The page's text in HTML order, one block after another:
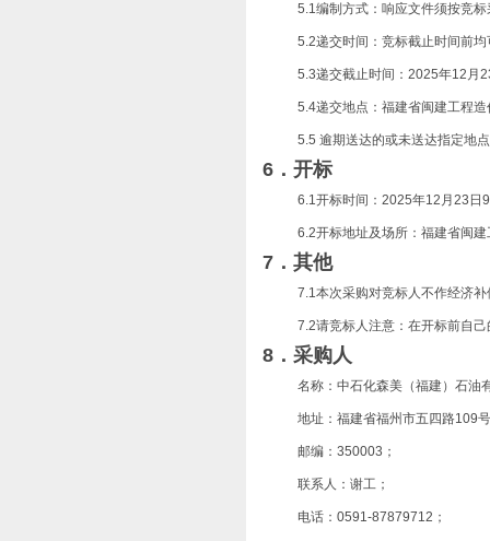
5.1编制方式：响应文件须按竞
5.2递交时间：竞标截止时间前均
5.3递交截止时间：2025年12月
5.4递交地点：福建省闽建工程
5.5 逾期送达的或未送达指定地
6．开标
6.1开标时间： 2025年12月23日
6.2开标地址及场所：福建省闽
7．其他
7.1本次采购对竞标人不作经济补
7.2请竞标人注意：在开标前自
8． 采购人
名称：中石化森美（福建）石油
地址： 福建省福州市五四路109
邮编：350003；
联系人：谢工；
电话：0591-87879712；